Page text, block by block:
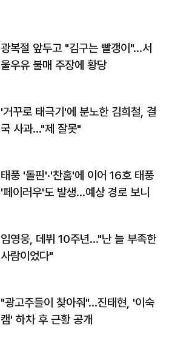
광복절 앞두고 "김구는 빨갱이"…서
울우유 불매 주장에 황당
'거꾸로 태극기'에 분노한 김희철, 결
국 사과…"제 잘못"
태풍 '돌핀'·'찬홈'에 이어 16호 태풍
'페이러우'도 발생…예상 경로 보니
임영웅, 데뷔 10주년…"난 늘 부족한
사람이었다"
"광고주들이 찾아줘"…진태현, '이숙
캠' 하차 후 근황 공개